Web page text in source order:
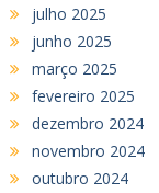
julho 2025
junho 2025
março 2025
fevereiro 2025
dezembro 2024
novembro 2024
outubro 2024